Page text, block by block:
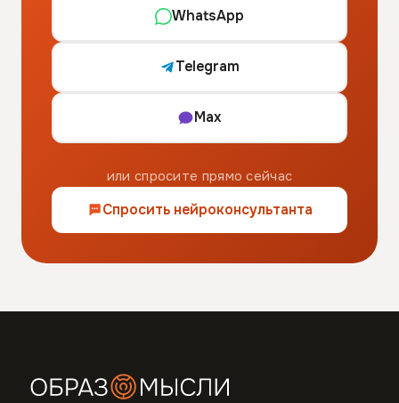
WhatsApp
Telegram
Max
или спросите прямо сейчас
Спросить нейроконсультанта